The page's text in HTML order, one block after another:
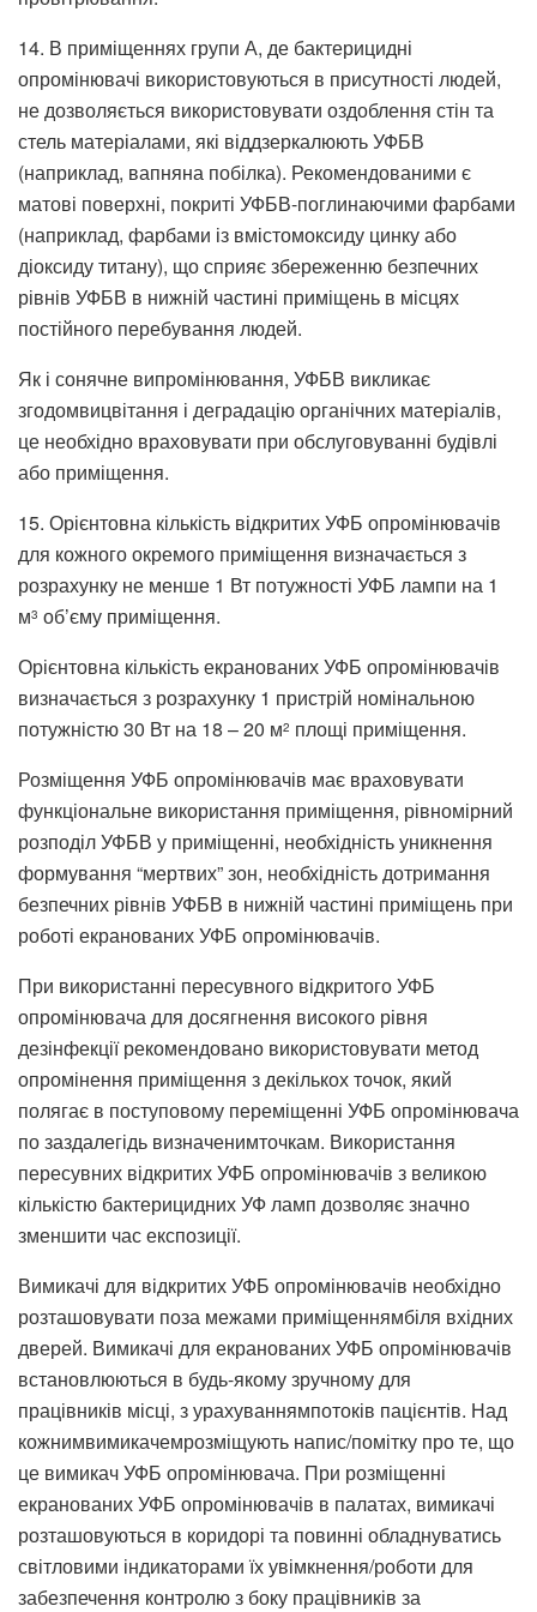
14. В приміщеннях групи А, де бактерицидні
опромінювачі використовуються в присутності людей,
не дозволяється використовувати оздоблення стін та
стель матеріалами, які віддзеркалюють УФБВ
(наприклад, вапняна побілка). Рекомендованими є
матові поверхні, покриті УФБВ-поглинаючими фарбами
(наприклад, фарбами із вмістомоксиду цинку або
діоксиду титану), що сприяє збереженню безпечних
рівнів УФБВ в нижній частині приміщень в місцях
постійного перебування людей.
Як і сонячне випромінювання, УФБВ викликає
згодомвицвітання і деградацію органічних матеріалів,
це необхідно враховувати при обслуговуванні будівлі
або приміщення.
15. Орієнтовна кількість відкритих УФБ опромінювачів
для кожного окремого приміщення визначається з
розрахунку не менше 1 Вт потужності УФБ лампи на 1
м3 об’єму приміщення.
Орієнтовна кількість екранованих УФБ опромінювачів
визначається з розрахунку 1 пристрій номінальною
потужністю 30 Вт на 18 – 20 м2 площі приміщення.
Розміщення УФБ опромінювачів має враховувати
функціональне використання приміщення, рівномірний
розподіл УФБВ у приміщенні, необхідність уникнення
формування “мертвих” зон, необхідність дотримання
безпечних рівнів УФБВ в нижній частині приміщень при
роботі екранованих УФБ опромінювачів.
При використанні пересувного відкритого УФБ
опромінювача для досягнення високого рівня
дезінфекції рекомендовано використовувати метод
опромінення приміщення з декількох точок, який
полягає в поступовому переміщенні УФБ опромінювача
по заздалегідь визначенимточкам. Використання
пересувних відкритих УФБ опромінювачів з великою
кількістю бактерицидних УФ ламп дозволяє значно
зменшити час експозиції.
Вимикачі для відкритих УФБ опромінювачів необхідно
розташовувати поза межами приміщеннямбіля вхідних
дверей. Вимикачі для екранованих УФБ опромінювачів
встановлюються в будь-якому зручному для
працівників місці, з урахуваннямпотоків пацієнтів. Над
кожнимвимикачемрозміщують напис/помітку про те, що
це вимикач УФБ опромінювача. При розміщенні
екранованих УФБ опромінювачів в палатах, вимикачі
розташовуються в коридорі та повинні обладнуватись
світловими індикаторами їх увімкнення/роботи для
забезпечення контролю з боку працівників за